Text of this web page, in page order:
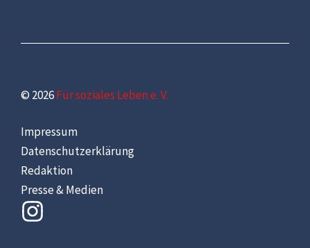
© 2026Für soziales Leben e. V.
Impressum
Datenschutzerklärung
Redaktion
Presse & Medien